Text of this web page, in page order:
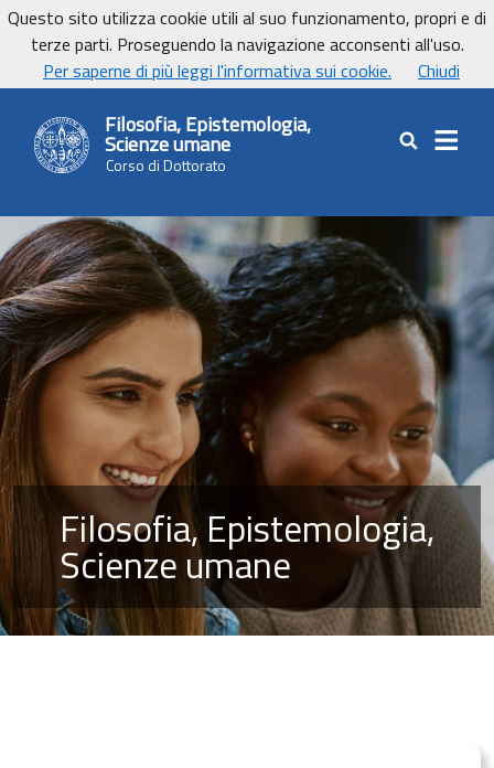
Vai ai contenuti
Vai al footer
UniCa - Università degli studi di Cagliari
UnicaNews
Filosofia, Epistemologia,
Scienze umane
Corso di Dottorato
Cerca nel sito
Filosofia, Epistemologia,
Scienze umane
Questo sito utilizza cookie utili al suo funzionamento, propri e di
terze parti. Proseguendo la navigazione acconsenti all'uso.
Per saperne di più leggi l'informativa sui cookie.
Chiudi